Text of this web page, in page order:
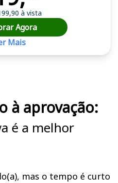
à vista
Agora
Mais
à aprovação:
é a melhor
mas o tempo é curto